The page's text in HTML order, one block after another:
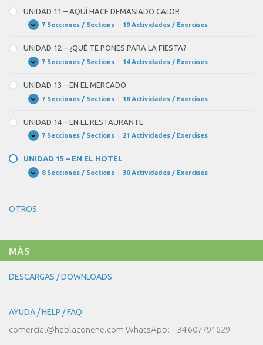
–
¡NO
TENEMOS
ASISTENTA!
UNIDAD 11 – AQUÍ HACE DEMASIADO CALOR
Expandir
UNIDAD
–
AQUÍ
HACE
DEMASIADO
7 Secciones / Sections 19 Actividades / Exercises
UNIDAD 12 – ¿QUÉ TE PONES PARA LA FIESTA?
Expandir
UNIDAD
–
¿QUÉ
TE
PONES
LA
FIESTA?
7 Secciones / Sections 14 Actividades / Exercises
UNIDAD 13 – EN EL MERCADO
Expandir
UNIDAD
–
EN
EL
MERCADO
7 Secciones / Sections 18 Actividades / Exercises
UNIDAD 14 – EN EL RESTAURANTE
Expandir
UNIDAD
–
EN
EL
RESTAURANTE
7 Secciones / Sections 21 Actividades / Exercises
UNIDAD 15 – EN EL HOTEL
Expandir
UNIDAD
EL
8 Secciones / Sections 30 Actividades / Exercises
OTROS
MÁS
DESCARGAS / DOWNLOADS
AYUDA / HELP / FAQ
comercial@hablaconene.com WhatsApp: +34 607791629